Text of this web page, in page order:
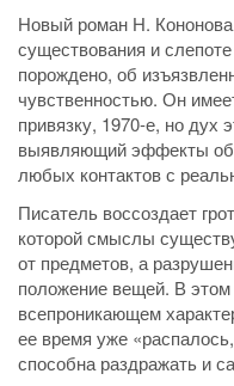
Новый роман Н. Кононова
существования и
порождено, об
чувственностью. Он
привязку, 1970-е, но дух
выявляющий эффекты
любых контактов с
Писатель воссоздает
которой смыслы
от предметов, а
положение вещей. В
всепроникающем
ее время уже
способна раздражать и